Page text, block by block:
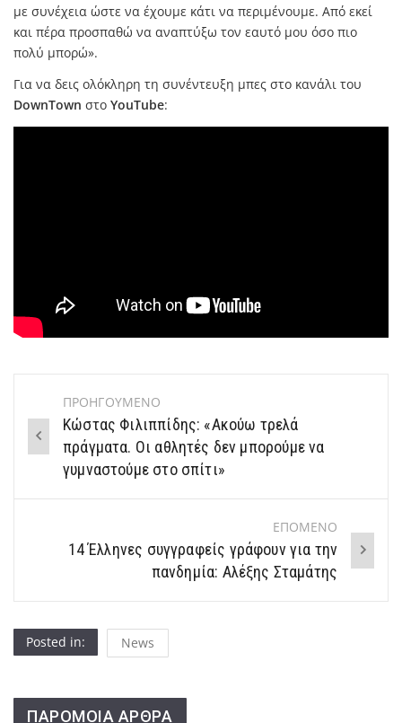
με συνέχεια ώστε να έχουμε κάτι να περιμένουμε. Από εκεί
και πέρα προσπαθώ να αναπτύξω τον εαυτό μου όσο πιο
πολύ μπορώ».
Για να δεις ολόκληρη τη συνέντευξη μπες στο κανάλι του
DownTown στο YouTube:
Post
navigation
ΠΡΟΗΓΟΥΜΕΝΟ
Κώστας Φιλιππίδης: «Ακούω τρελά
πράγματα. Οι αθλητές δεν μπορούμε να
γυμναστούμε στο σπίτι»
ΕΠΟΜΕΝΟ
14 Έλληνες συγγραφείς γράφουν για την
πανδημία: Αλέξης Σταμάτης
Posted in: News
ΠΑΡΟΜΟΙΑ ΑΡΘΡΑ